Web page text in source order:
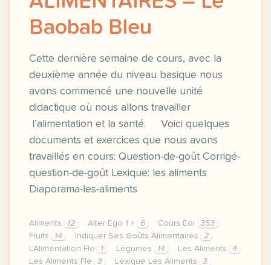
Baobab Bleu
Cette dernière semaine de cours, avec la
deuxième année du niveau basique nous
avons commencé une nouvelle unité
didactique où nous allons travailler
l’alimentation et la santé. Voici quelques
documents et exercices que nous avons
travaillés en cours: Question-de-goût Corrigé-
question-de-goût Lexique: les aliments
Diaporama-les-aliments
Aliments 12 Alter Ego 1 + 6 Cours Eoi
353
Fruits
14 Indiquer Ses Goûts Alimentaires
2
L'Alimentation Fle
1 Légumes 14 Les Aliments
4
Les Aliments Fle
3 Lexique Les Aliments 3